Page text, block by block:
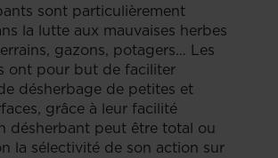
sont particulièrement
la lutte aux mauvaises herbes
gazons, potagers… Les
ont pour but de faciliter
désherbage de petites et
grâce à leur facilité
désherbant peut être total ou
la sélectivité de son action sur